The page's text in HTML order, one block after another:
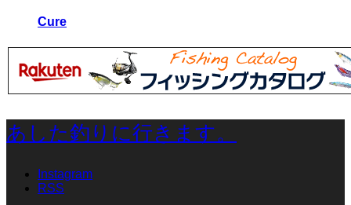
Cure
あした釣りに行きます。
Instagram
RSS